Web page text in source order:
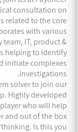
consultation on
related to the core
with various
team, IT, product &
helping to identify
initiate complexes
investigations.
solver to join our
Highly developed
who will help
and out of the box
thinking. Is this you?